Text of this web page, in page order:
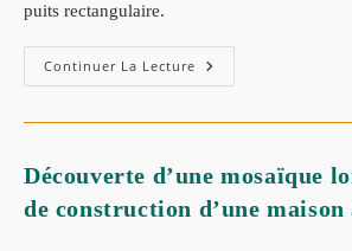
puits rectangulaire.
Continuer La Lecture
Découverte d’une mosaïque
de construction d’une